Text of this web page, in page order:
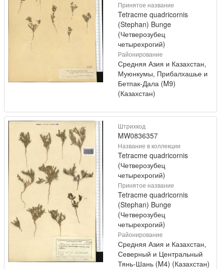
Принятое название
Tetracme quadricornis
(Stephan) Bunge
(Четверозубец
четырехрогий)
Районирование
Средняя Азия и Казахстан,
Муюнкумы, Прибалхашье и
Бетпак-Дала (M9)
(Казахстан)
Штрихкод
MW0836357
Название в коллекции
Tetracme quadricornis
(Четверозубец
четырехрогий)
Принятое название
Tetracme quadricornis
(Stephan) Bunge
(Четверозубец
четырехрогий)
Районирование
Средняя Азия и Казахстан,
Северный и Центральный
Тянь-Шань (M4) (Казахстан)